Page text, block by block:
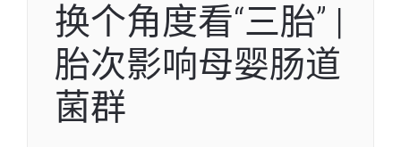
换个角度看“三胎” |
胎次影响母婴肠道
菌群